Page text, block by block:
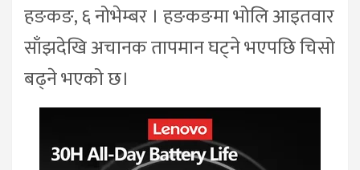
हङकङ, ६ नोभेम्बर । हङकङमा भोलि आइतवार
साँझदेखि अचानक तापमान घट्ने भएपछि चिसो
बढ्ने भएको छ।